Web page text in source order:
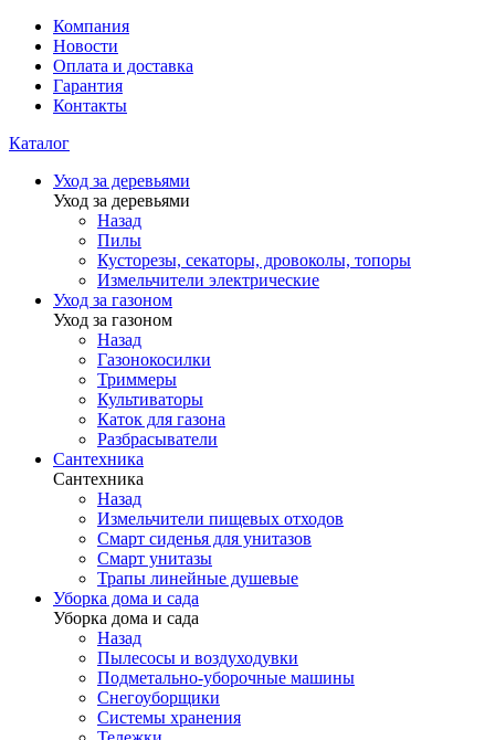
Компания
Новости
Оплата и доставка
Гарантия
Контакты
Каталог
Уход за деревьями
Уход за деревьями
Назад
Пилы
Кусторезы, секаторы, дровоколы, топоры
Измельчители электрические
Уход за газоном
Уход за газоном
Назад
Газонокосилки
Триммеры
Культиваторы
Каток для газона
Разбрасыватели
Сантехника
Сантехника
Назад
Измельчители пищевых отходов
Смарт сиденья для унитазов
Смарт унитазы
Трапы линейные душевые
Уборка дома и сада
Уборка дома и сада
Назад
Пылесосы и воздуходувки
Подметально-уборочные машины
Снегоуборщики
Системы хранения